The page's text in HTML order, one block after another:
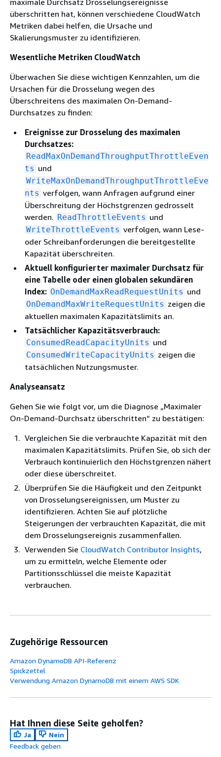
maximale Durchsatz Drosselungsereignisse
überschritten hat, können verschiedene CloudWatch
Metriken dabei helfen, die Ursache und
Skalierungsmuster zu identifizieren.
Wesentliche Metriken CloudWatch
Überwachen Sie diese wichtigen Kennzahlen, um die
Ursachen für die Drosselung wegen des
Überschreitens des maximalen On-Demand-
Durchsatzes zu finden:
Ereignisse zur Drosselung des maximalen
Durchsatzes:
ReadMaxOnDemandThroughputThrottleEven
ts und
WriteMaxOnDemandThroughputThrottleEve
nts verfolgen, wann Anfragen aufgrund einer
Überschreitung der Höchstgrenzen gedrosselt
werden. ReadThrottleEvents und
WriteThrottleEvents verfolgen, wann Lese-
oder Schreibanforderungen die bereitgestellte
Kapazität überschreiten.
Aktuell konfigurierter maximaler Durchsatz für
eine Tabelle oder einen globalen sekundären
Index: OnDemandMaxReadRequestUnits und
OnDemandMaxWriteRequestUnits zeigen die
aktuellen maximalen Kapazitätslimits an.
Tatsächlicher Kapazitätsverbrauch:
ConsumedReadCapacityUnits und
ConsumedWriteCapacityUnits zeigen die
tatsächlichen Nutzungsmuster.
Analyseansatz
Gehen Sie wie folgt vor, um die Diagnose „Maximaler
On-Demand-Durchsatz überschritten“ zu bestätigen:
Vergleichen Sie die verbrauchte Kapazität mit den
maximalen Kapazitätslimits. Prüfen Sie, ob sich der
Verbrauch kontinuierlich den Höchstgrenzen nähert
oder diese überschreitet.
Überprüfen Sie die Häufigkeit und den Zeitpunkt
von Drosselungsereignissen, um Muster zu
identifizieren. Achten Sie auf plötzliche
Steigerungen der verbrauchten Kapazität, die mit
dem Drosselungsereignis zusammenfallen.
Verwenden Sie CloudWatch Contributor Insights,
um zu ermitteln, welche Elemente oder
Partitionsschlüssel die meiste Kapazität
verbrauchen.
Zugehörige Ressourcen
Amazon DynamoDB API-Referenz
Spickzettel
Verwendung Amazon DynamoDB mit einem AWS SDK
Hat Ihnen diese Seite geholfen?
Ja
Nein
Feedback geben